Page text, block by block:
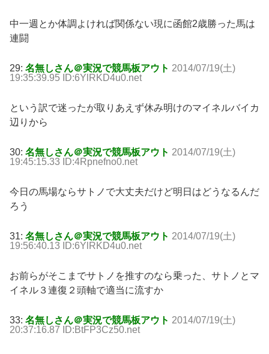
中一週とか体調よければ関係ない現に函館2歳勝った馬は
連闘
29: 名無しさん＠実況で競馬板アウト 2014/07/19(土)
19:35:39.95 ID:6YlRKD4u0.net
という訳で迷ったが取りあえず休み明けのマイネルバイカ
辺りから
30: 名無しさん＠実況で競馬板アウト 2014/07/19(土)
19:45:15.33 ID:4Rpnefno0.net
今日の馬場ならサトノで大丈夫だけど明日はどうなるんだ
ろう
31: 名無しさん＠実況で競馬板アウト 2014/07/19(土)
19:56:40.13 ID:6YlRKD4u0.net
お前らがそこまでサトノを推すのなら乗った、サトノとマ
イネル３連復２頭軸で適当に流すか
33: 名無しさん＠実況で競馬板アウト 2014/07/19(土)
20:37:16.87 ID:BtFP3Cz50.net